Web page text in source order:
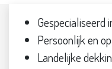
Gespecialiseerd
Persoonlijk en
Landelijke